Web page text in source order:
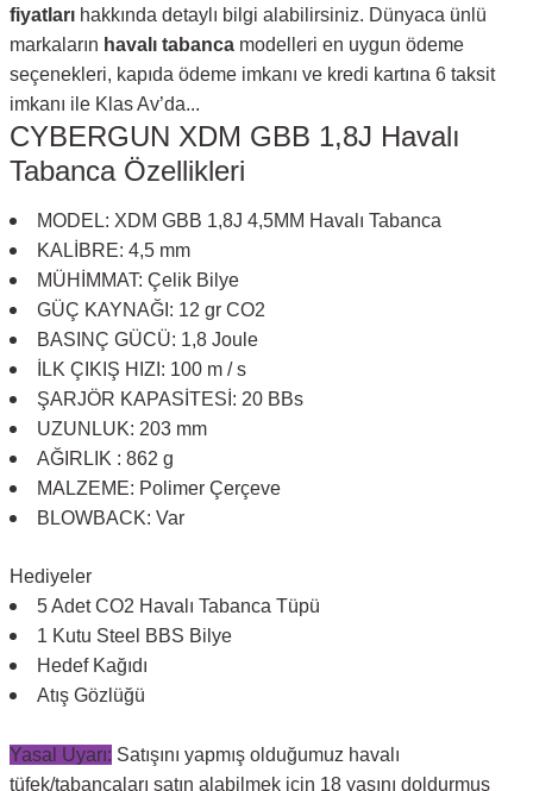
fiyatları hakkında detaylı bilgi alabilirsiniz. Dünyaca ünlü
markaların havalı tabanca modelleri en uygun ödeme
seçenekleri, kapıda ödeme imkanı ve kredi kartına 6 taksit
imkanı ile Klas Av’da...
CYBERGUN XDM GBB 1,8J Havalı
Tabanca Özellikleri
MODEL: XDM GBB 1,8J 4,5MM Havalı Tabanca
KALİBRE: 4,5 mm
MÜHİMMAT: Çelik Bilye
GÜÇ KAYNAĞI: 12 gr CO2
BASINÇ GÜCÜ: 1,8 Joule
İLK ÇIKIŞ HIZI: 100 m / s
ŞARJÖR KAPASİTESİ: 20 BBs
UZUNLUK: 203 mm
AĞIRLIK : 862 g
MALZEME: Polimer Çerçeve
BLOWBACK: Var
Hediyeler
5 Adet CO2 Havalı Tabanca Tüpü
1 Kutu Steel BBS Bilye
Hedef Kağıdı
Atış Gözlüğü
Yasal Uyarı: Satışını yapmış olduğumuz havalı
tüfek/tabancaları satın alabilmek için 18 yaşını doldurmuş